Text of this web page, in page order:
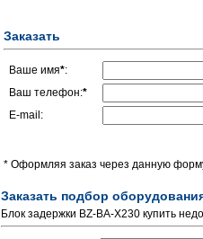
Заказать
Ваше имя*:
Ваш телефон:*
E-mail:
* Оформляя заказ через данную
Заказать подбор
Блок задержки BZ-BA-X230 купить